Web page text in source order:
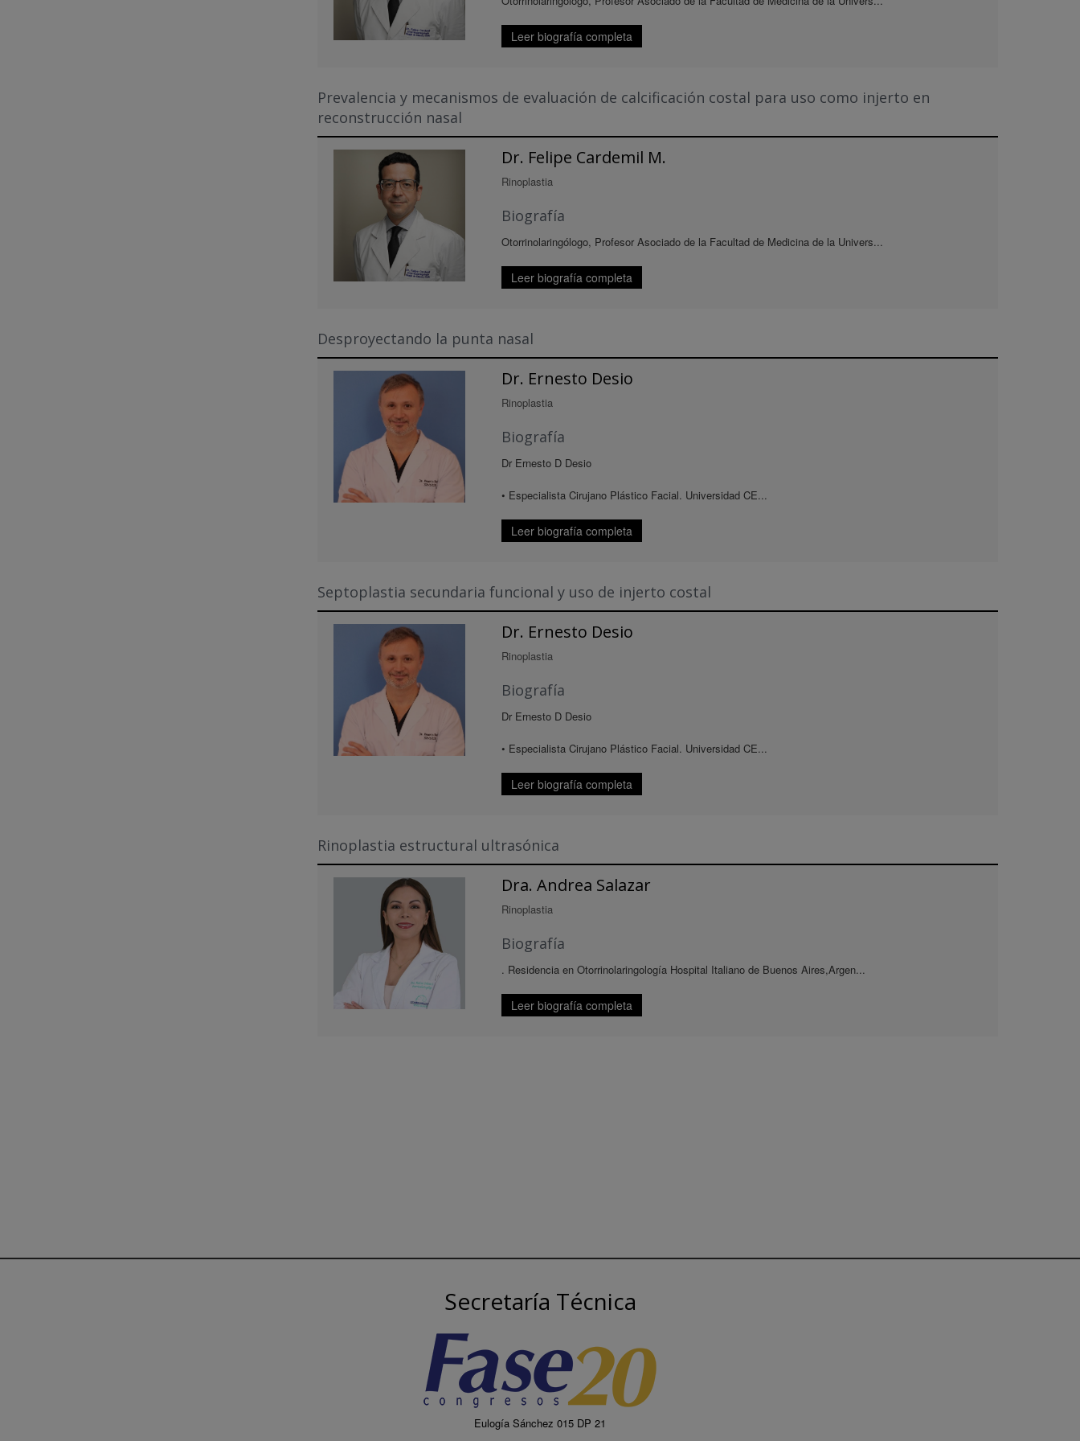
Leer biografía completa
Prevalencia y mecanismos de evaluación de calcificación costal para uso como injerto en
reconstrucción nasal
Dr. Felipe Cardemil M.
Rinoplastia
Biografía
Otorrinolaringólogo, Profesor Asociado de la Facultad de Medicina de la Univers...
Leer biografía completa
Desproyectando la punta nasal
Dr. Ernesto Desio
Rinoplastia
Biografía
Dr Ernesto D Desio
• Especialista Cirujano Plástico Facial. Universidad CE...
Leer biografía completa
Septoplastia secundaria funcional y uso de injerto costal
Dr. Ernesto Desio
Rinoplastia
Biografía
Dr Ernesto D Desio
• Especialista Cirujano Plástico Facial. Universidad CE...
Leer biografía completa
Rinoplastia estructural ultrasónica
Dra. Andrea Salazar
Rinoplastia
Biografía
. Residencia en Otorrinolaringología Hospital Italiano de Buenos Aires,Argen...
Leer biografía completa
Secretaría Técnica
Eulogía Sánchez 015 DP 21